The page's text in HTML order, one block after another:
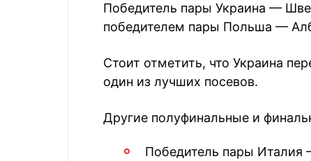
Победитель пары Украина —
победителем пары Польша —
Стоит отметить, что Украина
один из лучших посевов.
Другие полуфинальные и
Победитель пары Италия